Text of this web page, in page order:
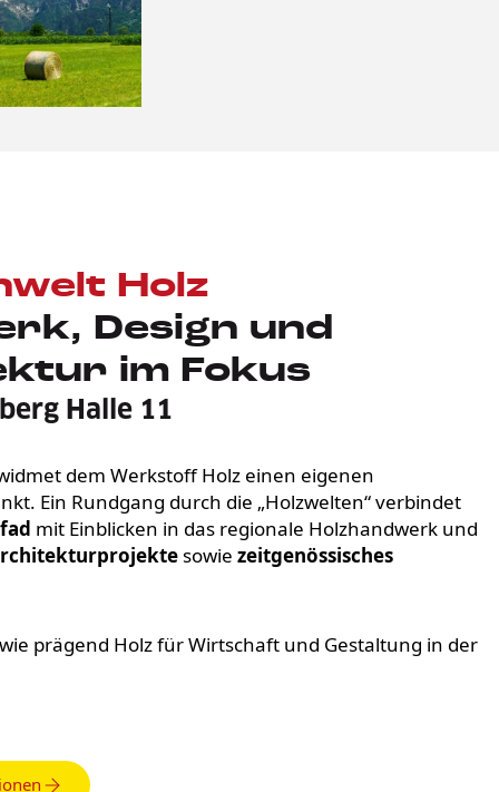
Holz
Design und
im Fokus
Halle 11
dem Werkstoff Holz einen eigenen
Ein Rundgang durch die „Holzwelten“ verbindet
mit Einblicken in das regionale Holzhandwerk und
sowie zeitgenössisches
prägend Holz für Wirtschaft und Gestaltung in der